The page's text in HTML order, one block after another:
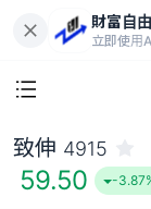
財富自由
立即使用
致伸 4915
59.50 -